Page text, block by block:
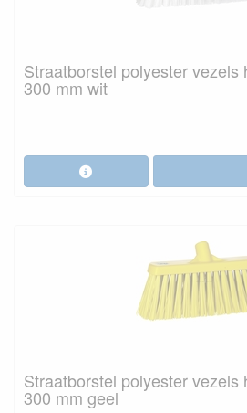
Straatborstel polyester vezels
300 mm wit
Straatborstel polyester vezels
300 mm geel